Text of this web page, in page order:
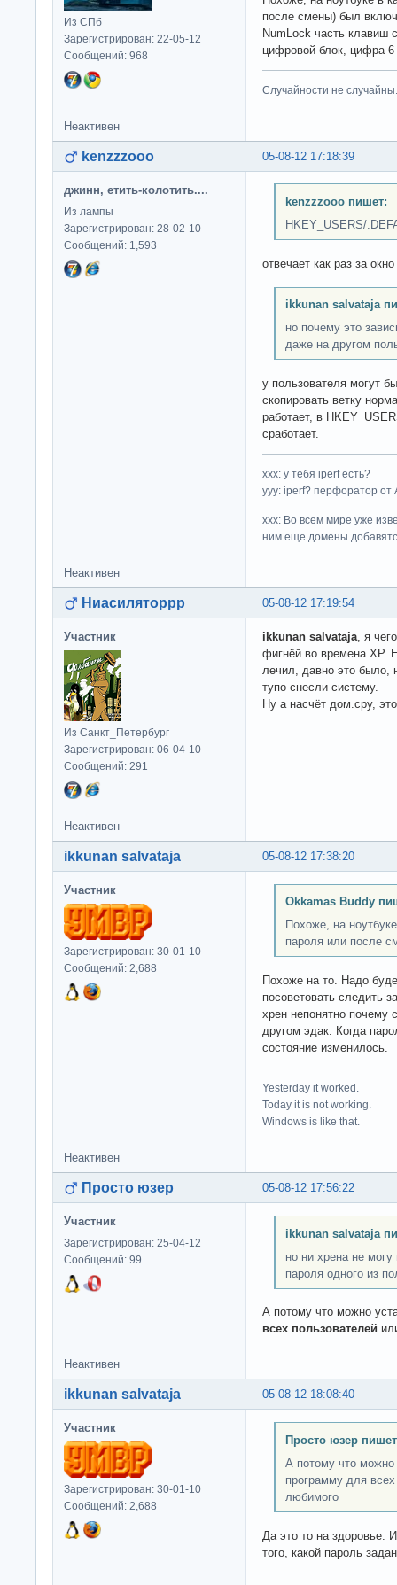
Из СПб
Зарегистрирован: 22-05-12
Сообщений: 968
после смены) был
NumLock часть клавиш
цифровой блок, цифра 6
Случайности не случайны.
Неактивен
05-08-12 17:18:39
kenzzzooo
джинн, етить-колотить....
Из лампы
Зарегистрирован: 28-02-10
Сообщений: 1,593
kenzzzooo пишет:
HKEY_USERS/
отвечает как раз за
ikkunan salvataja
но почему это
даже на другом
у пользователя могут
скопировать ветку
работает, в
сработает.
ххх: у тебя iperf есть?
yyy: iperf? перфоратор от
xxx: Во всем мире уже
ним еще домены
Неактивен
05-08-12 17:19:54
Ниасиляторрр
Участник
Из Санкт_Петербург
Зарегистрирован: 06-04-10
Сообщений: 291
ikkunan salvataja , я
фигнёй во времена ХР.
лечил, давно это было,
тупо снесли систему.
Ну а насчёт дом.сру,
Неактивен
05-08-12 17:38:20
ikkunan salvataja
Участник
Зарегистрирован: 30-01-10
Сообщений: 2,688
Okkamas Buddy
Похоже, на
пароля или после
Похоже на то. Надо
посоветовать следить
хрен непонятно почему
другом эдак. Когда
состояние изменилось.
Yesterday it worked.
Today it is not working.
Windows is like that.
Неактивен
05-08-12 17:56:22
Просто юзер
Участник
Зарегистрирован: 25-04-12
Сообщений: 99
ikkunan salvataja
но ни хрена не могу
пароля одного из
А потому что можно
всех пользователей
Неактивен
05-08-12 18:08:40
ikkunan salvataja
Участник
Зарегистрирован: 30-01-10
Сообщений: 2,688
Просто юзер
А потому что можно
программу для
любимого
Да это то на здоровье.
того, какой пароль